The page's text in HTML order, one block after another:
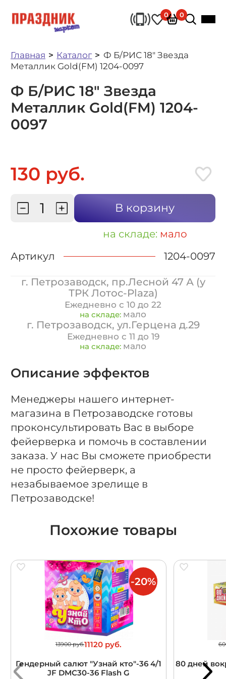
0 0
Главная Каталог
Ф Б/РИС 18" Звезда
Металлик Gold(FM) 1204-0097
Ф Б/РИС 18" Звезда
Металлик Gold(FM) 1204-
0097
130 руб.
В корзину
на складе: мало
Артикул
1204-0097
г. Петрозаводск, пр.Лесной 47 А (у
ТРК Лотос-Plaza)
Ежедневно с 10 до 22
на складе: мало
г. Петрозаводск, ул.Герцена д.29
Ежедневно с 11 до 19
на складе: мало
Описание эффектов
Менеджеры нашего интернет-
магазина в Петрозаводске готовы
проконсультировать Вас в выборе
фейерверка и помочь в составлении
заказа. У нас Вы сможете приобрести
не просто фейерверк, а
незабываемое зрелище в
Петрозаводске!
Похожие товары
13900 руб.11120 руб.
Гендерный салют "Узнай кто"-36 4/1
JF DMC30-36 Flash G
-20%
80 дней